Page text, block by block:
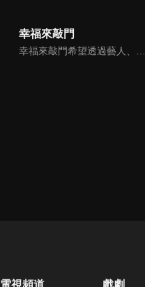
幸福來敲門
幸福來敲門希望透過藝人、觀眾、夫妻來賓的經驗分享以及專家解析：傳遞聖經中的家庭價值觀，提供現代人面臨婚姻與家庭各種狀況接踵而來時的答案，並且邀請上帝成為每個家庭的主人。
電視頻道 戲劇